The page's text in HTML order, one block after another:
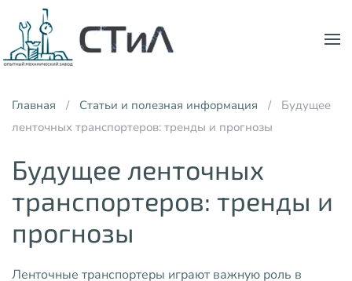
Skip to main content
Главная Статьи и полезная информация
Будущее
ленточных транспортеров: тренды и прогнозы
Будущее ленточных
транспортеров: тренды и
прогнозы
Ленточные транспортеры играют важную роль в